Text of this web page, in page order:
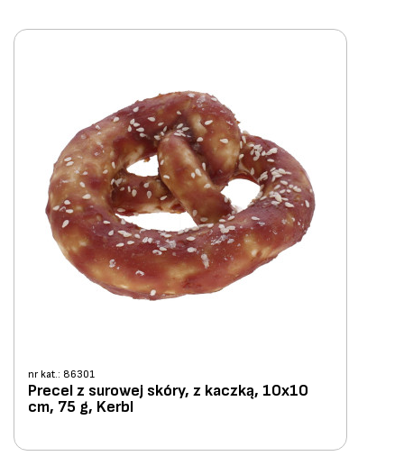
nr kat.: 86301
Precel z surowej skóry, z kaczką, 10x10
cm, 75 g, Kerbl